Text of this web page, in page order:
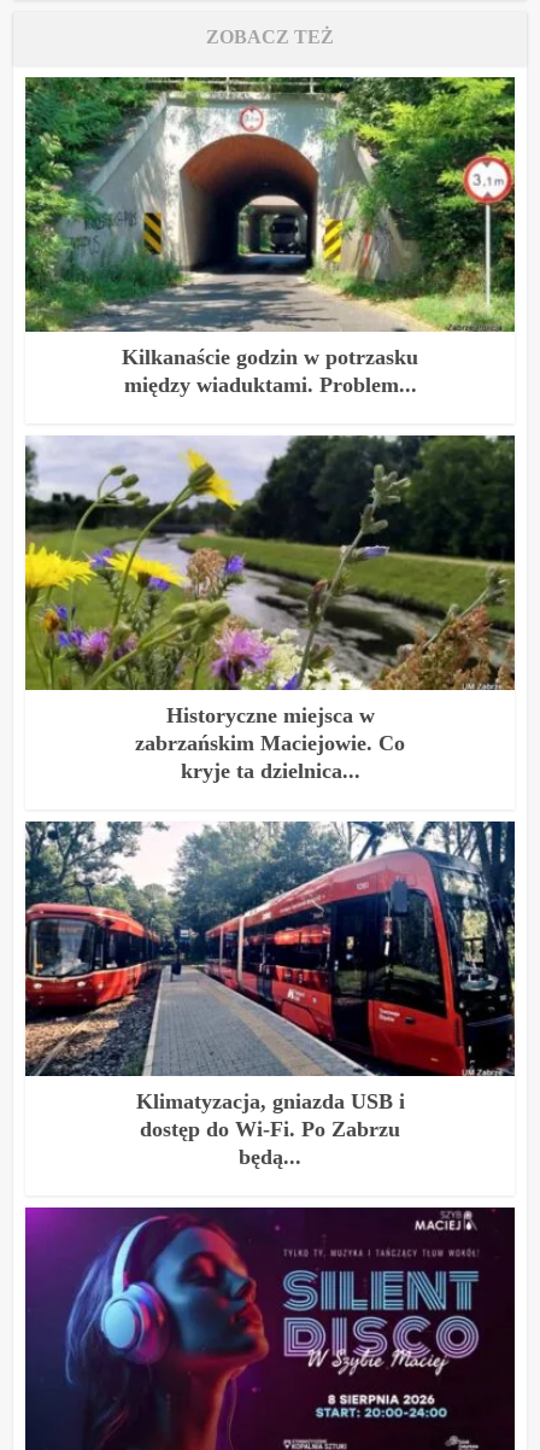
ZOBACZ TEŻ
Kilkanaście godzin w potrzasku
między wiaduktami. Problem...
Historyczne miejsca w
zabrzańskim Maciejowie. Co
kryje ta dzielnica...
Klimatyzacja, gniazda USB i
dostęp do Wi-Fi. Po Zabrzu
będą...